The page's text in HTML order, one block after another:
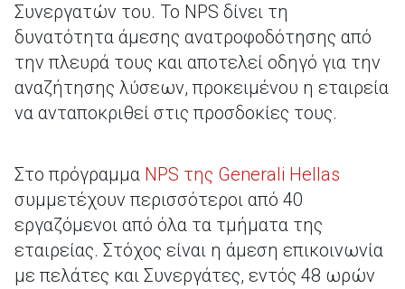
Συνεργατών του. Το NPS δίνει τη
δυνατότητα άμεσης ανατροφοδότησης από
την πλευρά τους και αποτελεί οδηγό για την
αναζήτησης λύσεων, προκειμένου η εταιρεία
να ανταποκριθεί στις προσδοκίες τους.
Στο πρόγραμμα NPS της Generali Hellas
συμμετέχουν περισσότεροι από 40
εργαζόμενοι από όλα τα τμήματα της
εταιρείας. Στόχος είναι η άμεση επικοινωνία
με πελάτες και Συνεργάτες, εντός 48 ωρών